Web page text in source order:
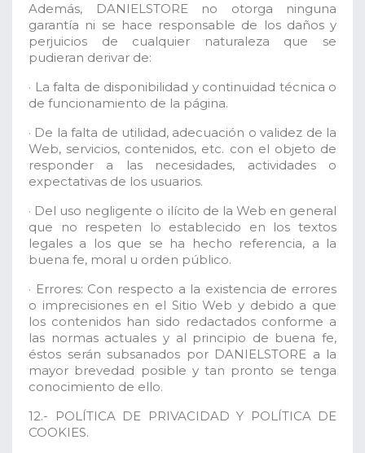
Además, DANIELSTORE no otorga ninguna
garantía ni se hace responsable de los daños y
perjuicios de cualquier naturaleza que se
pudieran derivar de:
· La falta de disponibilidad y continuidad técnica o
de funcionamiento de la página.
· De la falta de utilidad, adecuación o validez de la
Web, servicios, contenidos, etc. con el objeto de
responder a las necesidades, actividades o
expectativas de los usuarios.
· Del uso negligente o ilícito de la Web en general
que no respeten lo establecido en los textos
legales a los que se ha hecho referencia, a la
buena fe, moral u orden público.
· Errores: Con respecto a la existencia de errores
o imprecisiones en el Sitio Web y debido a que
los contenidos han sido redactados conforme a
las normas actuales y al principio de buena fe,
éstos serán subsanados por DANIELSTORE a la
mayor brevedad posible y tan pronto se tenga
conocimiento de ello.
12.- POLÍTICA DE PRIVACIDAD Y POLÍTICA DE
COOKIES.